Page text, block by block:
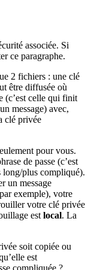
associée. Si
ce paragraphe.
2 fichiers : une clé
être diffusée où
(c’est celle qui finit
message) avec,
clé privée
pour vous.
de passe (c’est
long/plus compliqué).
un message
exemple), votre
votre clé privée
est local. La
soit copiée ou
est
compliquée ?